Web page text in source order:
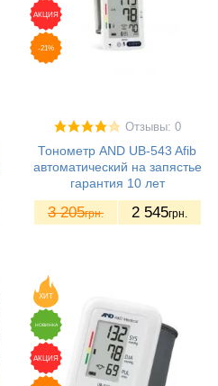
АКЦИЯ
-21%
Отзывы: 0
Тонометр AND UB-543 Afib
автоматический на запястье
гарантия 10 лет
3 205грн. 2 545грн.
ХИТ
НОВИНКА
АКЦИЯ